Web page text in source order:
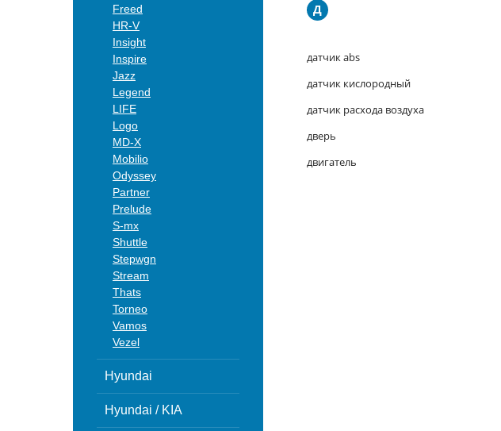
Freed
HR-V
Insight
Inspire
Jazz
Legend
LIFE
Logo
MD-X
Mobilio
Odyssey
Partner
Prelude
S-mx
Shuttle
Stepwgn
Stream
Thats
Torneo
Vamos
Vezel
Hyundai
Hyundai / KIA
Д
датчик abs
датчик кислородный
датчик расхода воздуха
дверь
двигатель